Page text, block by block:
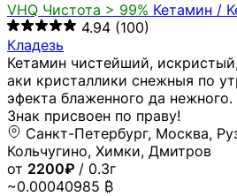
VHQ Чистота > 99% Кетамин /
4.94 (100)
Кладезь
Кетамин чистейший,
аки кристаллики снежныя по
эфекта блаженного да нежного.
Знак присвоен по праву!
Санкт-Петербург, Москва,
Кольчугино, Химки, Дмитров
от 2200₽ / 0.3г
~0.00040985 ₿